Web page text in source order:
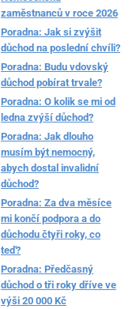
zaměstnanců v roce 2026
Poradna: Jak si zvýšit
důchod na poslední chvíli?
Poradna: Budu vdovský
důchod pobírat trvale?
Poradna: O kolik se mi od
ledna zvýší důchod?
Poradna: Jak dlouho
musím být nemocný,
abych dostal invalidní
důchod?
Poradna: Za dva měsíce
mi končí podpora a do
důchodu čtyři roky, co
teď?
Poradna: Předčasný
důchod o tři roky dříve ve
výši 20 000 Kč